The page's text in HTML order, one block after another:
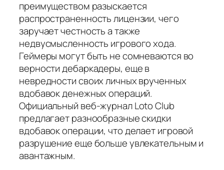
преимуществом разыскается
распространенность лицензии, чего
заручает честность а также
недвусмысленность игрового хода.
Геймеры могут быть не сомневаются во
верности дебаркадеры, еще в
невредности своих личных врученных
вдобавок денежных операций.
Официальный веб-журнал Loto Club
предлагает разнообразные скидки
вдобавок операции, что делает игровой
разрушение еще больше увлекательным и
авантажным.